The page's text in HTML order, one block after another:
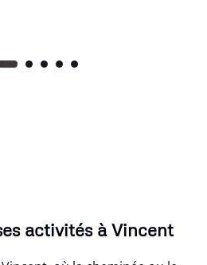
activités à Vincent